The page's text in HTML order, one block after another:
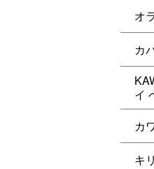
オ
カ
イ
カ
キ